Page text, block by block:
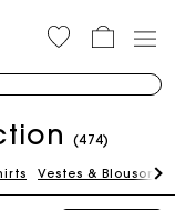
(474)
Vestes & Blousons